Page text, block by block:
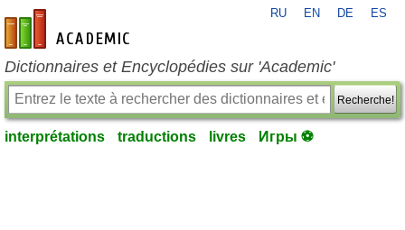
fr-academic.com
RU EN DE ES
Dictionnaires et Encyclopédies sur 'Academic'
Recherche!
interprétations traductions livres Игры ⚽